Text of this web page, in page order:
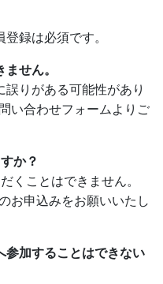
録は必須です。
せん。
りがある可能性があり
い合わせフォームよりご
か？
くことはできません。
お申込みをお願いいたし
加することはできない